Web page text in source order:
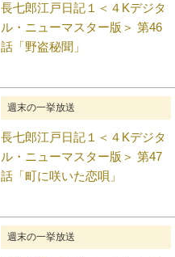
長七郎江戸日記１＜４Kデジタ
ル・ニューマスター版＞ 第46
話「野盗秘聞」
週末の一挙放送
長七郎江戸日記１＜４Kデジタ
ル・ニューマスター版＞ 第47
話「町に咲いた恋唄」
週末の一挙放送